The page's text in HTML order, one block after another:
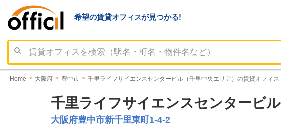
希望の賃貸オフィスが見つかる!
Home 大阪府 豊中市 千里ライフサイエンスセンタービル（千里中央エリア）の賃貸オフィス
千里ライフサイエンスセンタービル
大阪府豊中市新千里東町1-4-2